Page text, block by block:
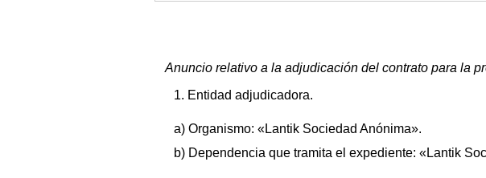
Anuncio relativo a la adjudicación del contrato para la
1. Entidad adjudicadora.
a) Organismo: «Lantik Sociedad Anónima».
b) Dependencia que tramita el expediente: «Lantik